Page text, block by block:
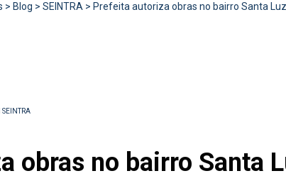
> Blog > SEINTRA > Prefeita autoriza obras no bairro Santa
SEINTRA
obras no bairro Santa